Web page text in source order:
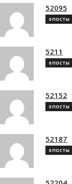
52095
0 ПОСТЫ
5211
0 ПОСТЫ
52152
0 ПОСТЫ
52187
0 ПОСТЫ